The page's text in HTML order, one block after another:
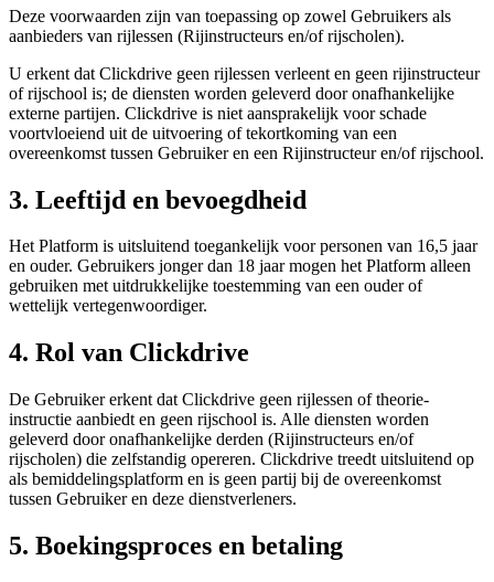
Deze voorwaarden zijn van toepassing op zowel Gebruikers als
aanbieders van rijlessen (Rijinstructeurs en/of rijscholen).
U erkent dat Clickdrive geen rijlessen verleent en geen rijinstructeur
of rijschool is; de diensten worden geleverd door onafhankelijke
externe partijen. Clickdrive is niet aansprakelijk voor schade
voortvloeiend uit de uitvoering of tekortkoming van een
overeenkomst tussen Gebruiker en een Rijinstructeur en/of rijschool.
3. Leeftijd en bevoegdheid
Het Platform is uitsluitend toegankelijk voor personen van 16,5 jaar
en ouder. Gebruikers jonger dan 18 jaar mogen het Platform alleen
gebruiken met uitdrukkelijke toestemming van een ouder of
wettelijk vertegenwoordiger.
4. Rol van Clickdrive
De Gebruiker erkent dat Clickdrive geen rijlessen of theorie-
instructie aanbiedt en geen rijschool is. Alle diensten worden
geleverd door onafhankelijke derden (Rijinstructeurs en/of
rijscholen) die zelfstandig opereren. Clickdrive treedt uitsluitend op
als bemiddelingsplatform en is geen partij bij de overeenkomst
tussen Gebruiker en deze dienstverleners.
5. Boekingsproces en betaling